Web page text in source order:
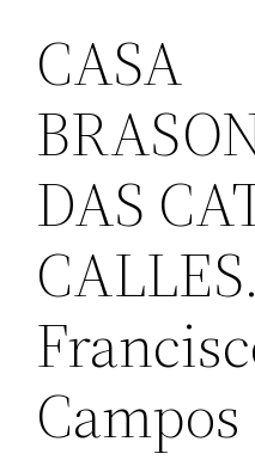
CASA
DAS
CALLES.